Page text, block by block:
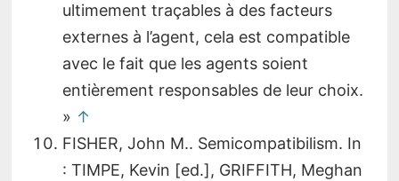
ultimement traçables à des facteurs
externes à l’agent, cela est compatible
avec le fait que les agents soient
entièrement responsables de leur choix.
» ↑
FISHER, John M.. Semicompatibilism. In
: TIMPE, Kevin [ed.], GRIFFITH, Meghan